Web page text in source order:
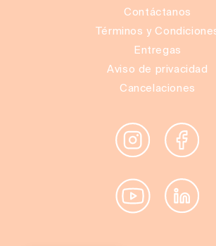
Contáctanos
Términos y
Entregas
Aviso de privacidad
Cancelaciones